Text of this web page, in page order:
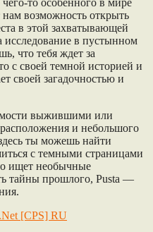
возможность открыть
в этой захватывающей
исследование в пустынном
что тебя ждет за
с своей темной историей и
своей загадочностью и
выжившими или
и небольшого
ты можешь найти
с темными страницами
ищет необычные
тайны прошлого, Pusta —